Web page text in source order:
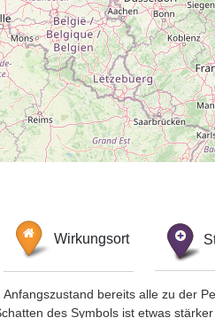
Wirkungsort
bereits alle zu der
des Symbols ist etwas